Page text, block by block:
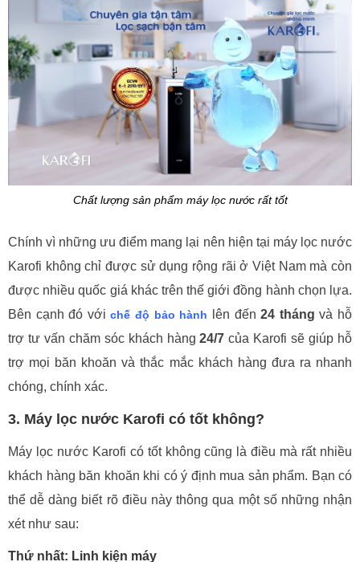
Chất lượng sản phẩm máy lọc nước rất tốt
Chính vì những ưu điểm mang lại nên hiện tại máy lọc nước
Karofi không chỉ được sử dụng rộng rãi ở Việt Nam mà còn
được nhiều quốc giá khác trên thế giới đồng hành chọn lựa.
Bên cạnh đó vớichế độ bảo hành lên đến24 tháng và hỗ
trợ tư vấn chăm sóc khách hàng24/7 của Karofi sẽ giúp hỗ
trợ mọi băn khoăn và thắc mắc khách hàng đưa ra nhanh
chóng, chính xác.
3. Máy lọc nước Karofi có tốt không?
Máy lọc nước Karofi có tốt không cũng là điều mà rất nhiều
khách hàng băn khoăn khi có ý định mua sản phẩm. Bạn có
thể dễ dàng biết rõ điều này thông qua một số những nhận
xét như sau:
Thứ nhất: Linh kiện máy